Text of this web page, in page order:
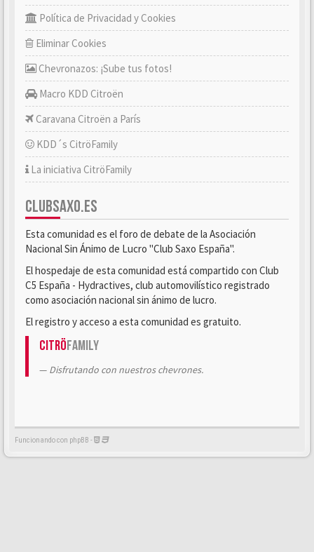
Política de Privacidad y Cookies
Eliminar Cookies
Chevronazos: ¡Sube tus fotos!
Macro KDD Citroën
Caravana Citroën a París
KDD´s CitröFamily
La iniciativa CitröFamily
CLUBSAXO.ES
Esta comunidad es el foro de debate de la Asociación
Nacional Sin Ánimo de Lucro "Club Saxo España".
El hospedaje de esta comunidad está compartido con Club
C5 España - Hydractives, club automovilístico registrado
como asociación nacional sin ánimo de lucro.
El registro y acceso a esta comunidad es gratuito.
CitröFamily
Disfrutando con nuestros chevrones.
Funcionando con phpBB -